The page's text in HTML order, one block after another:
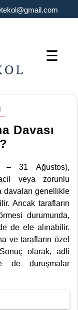
☰
Davası
– 31 Ağustos),
veya zorunlu
davaları genellikle
Ancak tarafların
durumunda,
de ele alınabilir.
ve tarafların özel
olarak, adli
de duruşmalar